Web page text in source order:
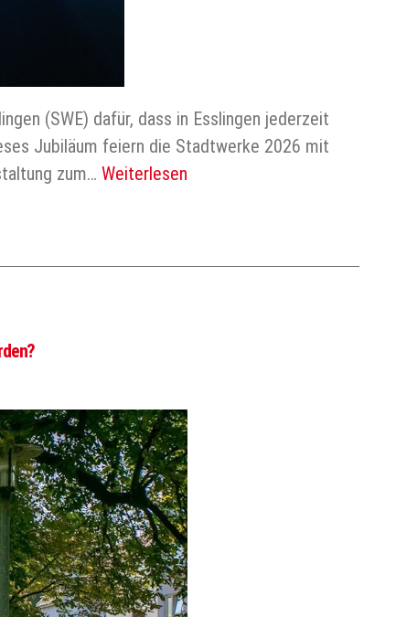
(SWE) dafür, dass in Esslingen jederzeit
Jubiläum feiern die Stadtwerke 2026 mit
zum… Weiterlesen